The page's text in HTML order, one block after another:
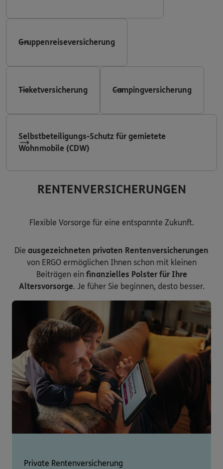
Gruppenreiseversicherung
Ticketversicherung Campingversicherung
Selbstbeteiligungs-Schutz für gemietete
Wohnmobile (CDW)
RENTENVERSICHERUNGEN
Flexible Vorsorge für eine entspannte Zukunft.
Die ausgezeichneten privaten Rentenversicherungen
von ERGO ermöglichen Ihnen schon mit kleinen
Beiträgen ein finanzielles Polster für Ihre
Altersvorsorge. Je füher Sie beginnen, desto besser.
Private Rentenversicherung